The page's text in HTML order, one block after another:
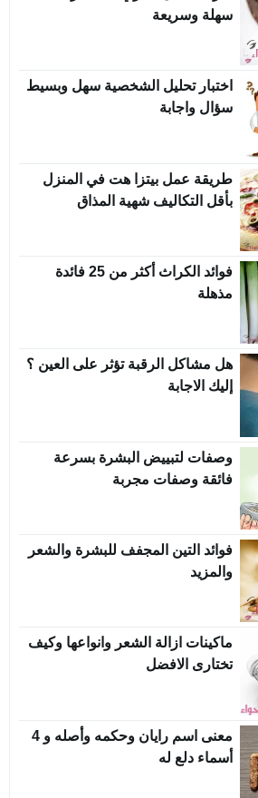
سهلة وسريعة
اختبار تحليل الشخصية سهل وبسيط
سؤال واجابة
طريقة عمل بيتزا هت في المنزل
بأقل التكاليف شهية المذاق
فوائد الكراث أكثر من 25 فائدة
مذهلة
هل مشاكل الرقبة تؤثر على العين ؟
إليك الاجابة
وصفات لتبييض البشرة بسرعة
فائقة وصفات مجربة
فوائد التين المجفف للبشرة والشعر
والمزيد
ماكينات ازالة الشعر وانواعها وكيف
تختارى الافضل
معنى اسم رايان وحكمه وأصله و 4
أسماء دلع له